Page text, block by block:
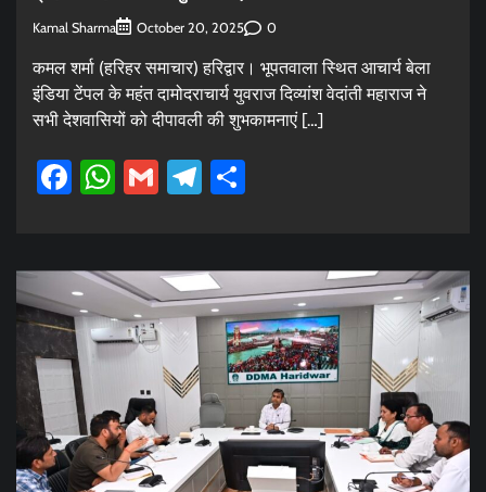
Kamal Sharma October 20, 2025 0
कमल शर्मा (हरिहर समाचार) हरिद्वार। भूपतवाला स्थित आचार्य बेला
इंडिया टेंपल के महंत दामोदराचार्य युवराज दिव्यांश वेदांती महाराज ने
सभी देशवासियों को दीपावली की शुभकामनाएं […]
Facebook
WhatsApp
GmailTelegram